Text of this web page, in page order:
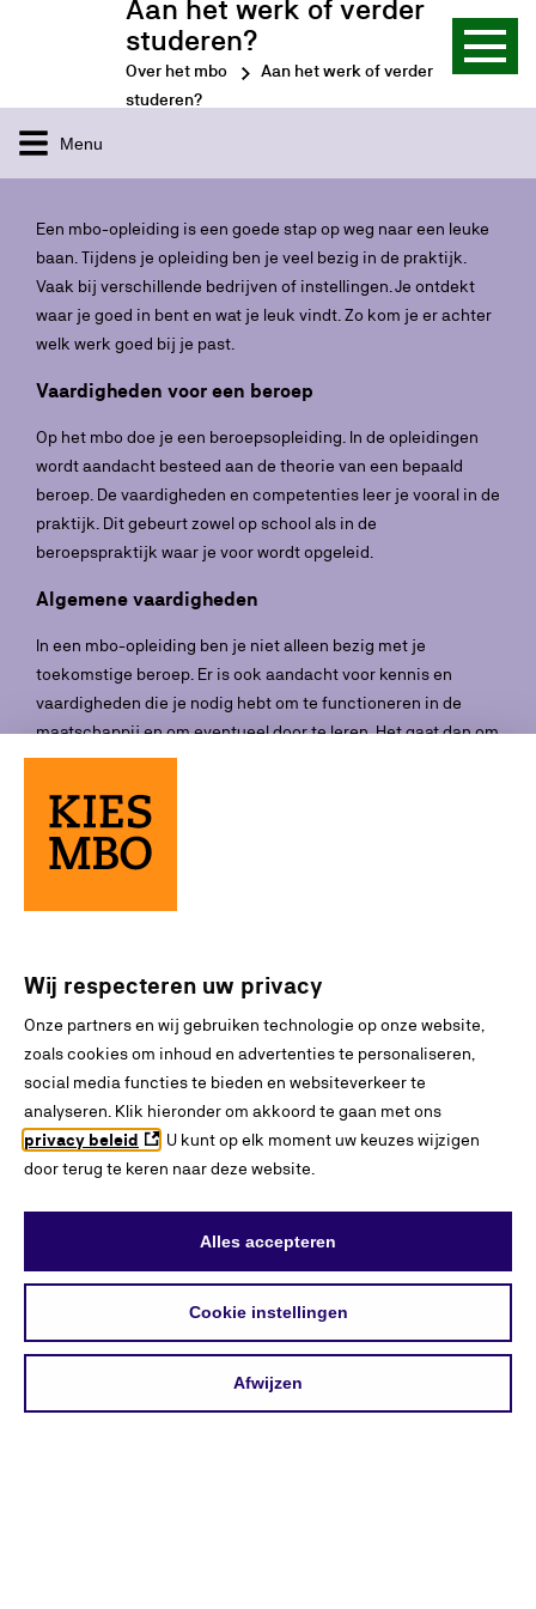
INTERESSES BLADEREN ZOEKEN VERGELIJKEN ONTDEKKEN
Aan het werk of verder
studeren?
Over het mbo
Aan het werk of verder
studeren?
Menu
Een mbo-opleiding is een goede stap op weg naar een leuke
baan. Tijdens je opleiding ben je veel bezig in de praktijk.
Vaak bij verschillende bedrijven of instellingen. Je ontdekt
waar je goed in bent en wat je leuk vindt. Zo kom je er achter
welk werk goed bij je past.
Vaardigheden voor een beroep
Op het mbo doe je een beroepsopleiding. In de opleidingen
wordt aandacht besteed aan de theorie van een bepaald
beroep. De vaardigheden en competenties leer je vooral in de
praktijk. Dit gebeurt zowel op school als in de
beroepspraktijk waar je voor wordt opgeleid.
Algemene vaardigheden
In een mbo-opleiding ben je niet alleen bezig met je
toekomstige beroep. Er is ook aandacht voor kennis en
vaardigheden die je nodig hebt om te functioneren in de
maatschappij en om eventueel door te leren. Het gaat dan om
algemene vaardigheden zoals Nederlands, rekenen, Engels
burgerschapsvaardigheden.
Je krijgt hier aparte lessen voor of je werkt hieraan via de
Als afgestudeerde mbo'er vind je waarschijnlijk snel een
baan met een goed salaris. Je kunt er ook voor kiezen om een
vervolgopleiding te doen. Dat kan op een ander niveau in het
mbo of op het hbo.
Wij respecteren uw privacy
Onze partners en wij gebruiken technologie op onze website,
zoals cookies om inhoud en advertenties te personaliseren,
social media functies te bieden en websiteverkeer te
analyseren. Klik hieronder om akkoord te gaan met ons
privacy beleid
. U kunt op elk moment uw keuzes wijzigen
door terug te keren naar deze website.
Alles accepteren
Cookie instellingen
Afwijzen